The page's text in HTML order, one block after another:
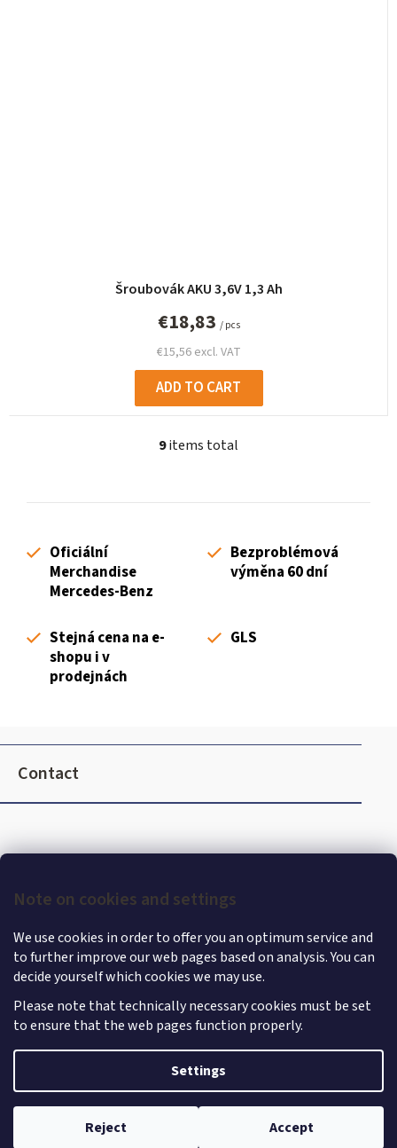
Note on cookies and settings
We use cookies in order to offer you an optimum service and
to further improve our web pages based on analysis. You can
decide yourself which cookies we may use.
Please note that technically necessary cookies must be set
to ensure that the web pages function properly.
Settings
Reject Accept
Šroubovák AKU 3,6V 1,3 Ah
€15,56 excl. VAT
€18,83 / pcs
ADD TO CART
L
s
s
9items total
Oficiální
Merchandise
Mercedes-Benz
Bezproblémová
výměna 60 dní
Stejná cena na e-
shopu i v
prodejnách
GLS
F
o
e
Contact
Shoptet |mime digital
MercedesStore. All rights reserved.
cookie settings